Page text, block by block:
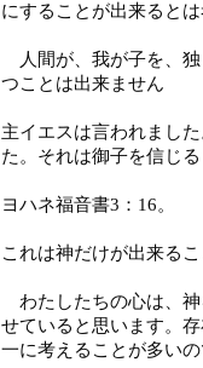
にすることが出来ると
人間が、我が子を、独
つことは出来ません
主イエスは言われまし
た。それは御子を信じ
ヨハネ福音書3：16。
これは神だけが出来る
わたしたちの心は、神
せていると思います。
一に考えることが多い